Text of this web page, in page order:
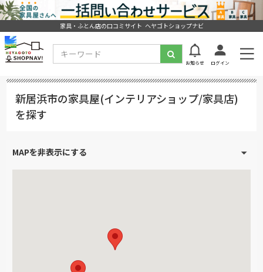
家具・ふとん店の口コミサイト ヘヤゴトショップナビ
お知らせ ログイン
新居浜市の家具屋(インテリアショップ/家具店)
を探す